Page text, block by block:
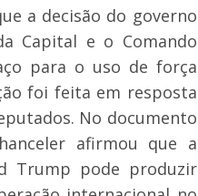
a decisão do governo
Capital e o Comando
para o uso de força
foi feita em resposta
No documento
afirmou que a
Trump pode produzir